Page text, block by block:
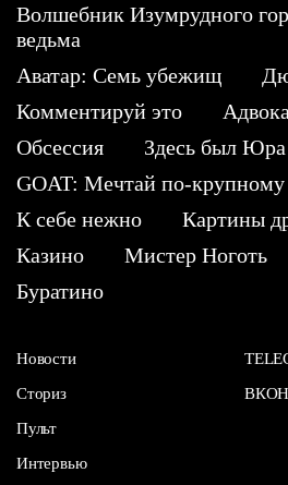
Волшебник Изумрудного
ведьма
Аватар: Семь убежищ
Комментируй это
Обсессия
Здесь был Юра
GOAT: Мечтай по-крупному
К себе нежно
Картины
Казино
Мистер Ноготь
Буратино
Новости
Сториз
Пульт
Интервью